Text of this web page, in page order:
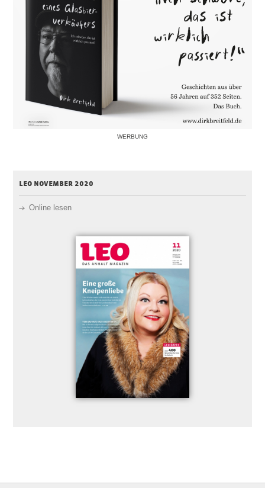
WERBUNG
leo november 2020
Online lesen